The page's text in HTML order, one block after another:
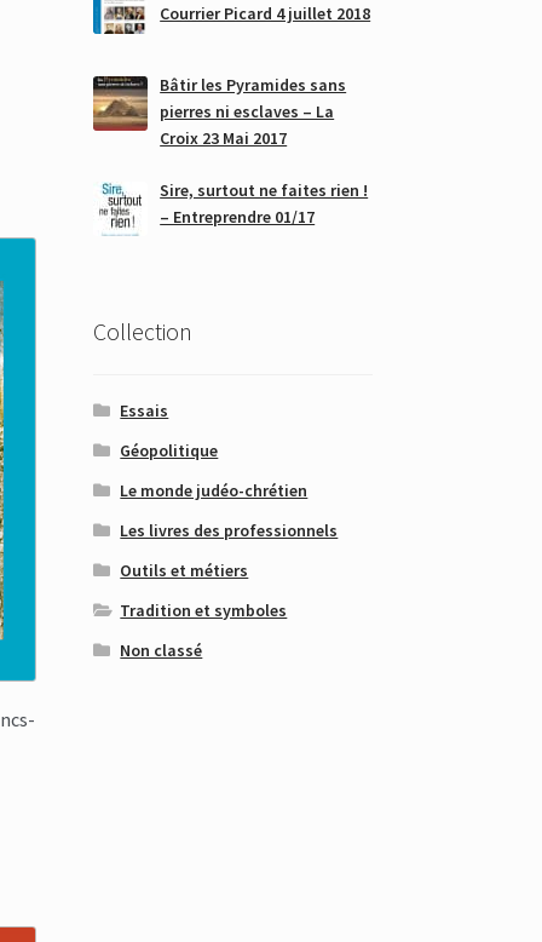
Courrier Picard 4 juillet 2018
Bâtir les Pyramides sans
pierres ni esclaves – La
Croix 23 Mai 2017
Sire, surtout ne faites rien !
– Entreprendre 01/17
Collection
Essais
Géopolitique
Le monde judéo-chrétien
Les livres des professionnels
Outils et métiers
Tradition et symboles
Non classé